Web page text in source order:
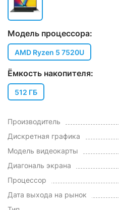
Модель процессора:
AMD Ryzen 5 7520U
Ёмкость накопителя:
512 ГБ
Производитель
Дискретная графика
Модель видеокарты
Диагональ экрана
Процессор
Дата выхода на рынок